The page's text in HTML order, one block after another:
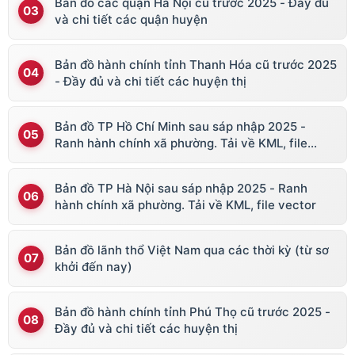
Bản đồ các quận Hà Nội cũ trước 2025 - Đầy đủ
và chi tiết các quận huyện
Bản đồ hành chính tỉnh Thanh Hóa cũ trước 2025
- Đầy đủ và chi tiết các huyện thị
Bản đồ TP Hồ Chí Minh sau sáp nhập 2025 -
Ranh hành chính xã phường. Tải về KML, file
Bản đồ TP Hà Nội sau sáp nhập 2025 - Ranh
hành chính xã phường. Tải về KML, file vector
Bản đồ lãnh thổ Việt Nam qua các thời kỳ (từ sơ
khởi đến nay)
Bản đồ hành chính tỉnh Phú Thọ cũ trước 2025 -
Đầy đủ và chi tiết các huyện thị